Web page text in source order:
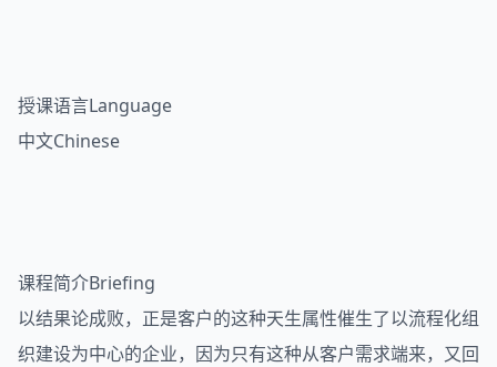
授课语言Language
中文Chinese
课程简介Briefing
以结果论成败，正是客户的这种天生属性催生了以流程化组
织建设为中心的企业，因为只有这种从客户需求端来，又回